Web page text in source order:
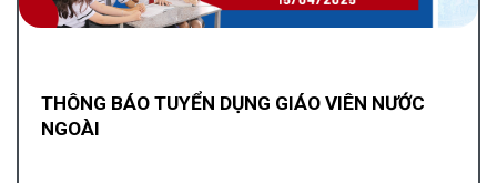
THÔNG BÁO TUYỂN DỤNG GIÁO VIÊN NƯỚC
NGOÀI